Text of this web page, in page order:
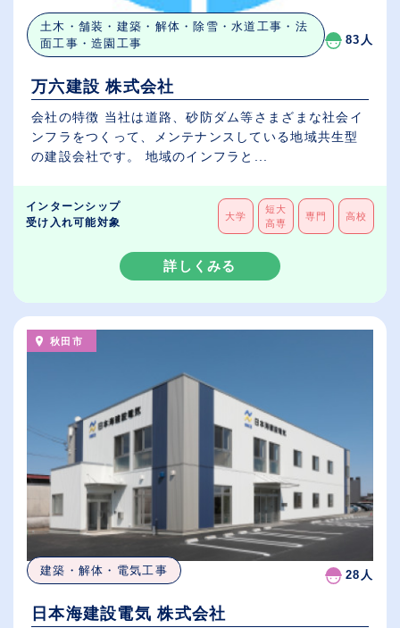
土木・舗装・建築・解体・除雪・水道工事・法
面工事・造園工事
83人
万六建設 株式会社
会社の特徴 当社は道路、砂防ダム等さまざまな社会イ
ンフラをつくって、メンテナンスしている地域共生型
の建設会社です。 地域のインフラと...
インターンシップ
受け入れ可能対象
大学
短大
高専
専門 高校
詳しくみる
秋田市
建築・解体・電気工事 28人
日本海建設電気 株式会社